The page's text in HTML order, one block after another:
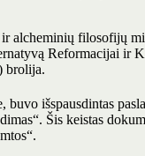
alcheminių filosofijų
Reformacijai ir
brolija.
išspausdintas
Šis keistas